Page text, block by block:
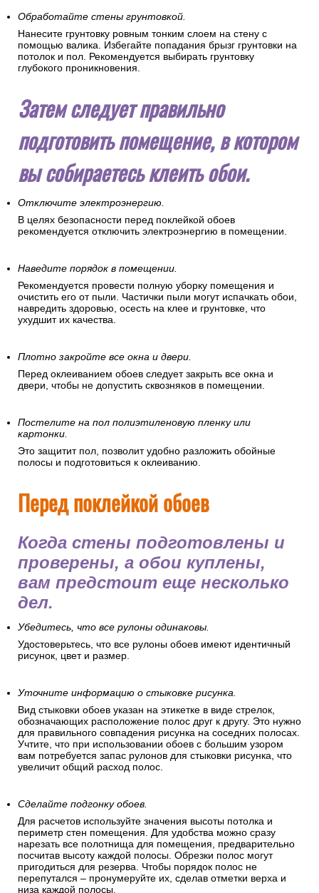
Обработайте стены грунтовкой.
Нанесите грунтовку ровным тонким слоем на стену с
помощью валика. Избегайте попадания брызг грунтовки на
потолок и пол. Рекомендуется выбирать грунтовку
глубокого проникновения.
Затем следует правильно
подготовить помещение, в котором
вы собираетесь клеить обои.
Отключите электроэнергию.
В целях безопасности перед поклейкой обоев
рекомендуется отключить электроэнергию в помещении.
Наведите порядок в помещении.
Рекомендуется провести полную уборку помещения и
очистить его от пыли. Частички пыли могут испачкать обои,
навредить здоровью, осесть на клее и грунтовке, что
ухудшит их качества.
Плотно закройте все окна и двери.
Перед оклеиванием обоев следует закрыть все окна и
двери, чтобы не допустить сквозняков в помещении.
Постелите на пол полиэтиленовую пленку или
картонки.
Это защитит пол, позволит удобно разложить обойные
полосы и подготовиться к оклеиванию.
Перед поклейкой обоев
Когда стены подготовлены и
проверены, а обои куплены,
вам предстоит еще несколько
дел.
Убедитесь, что все рулоны одинаковы.
Удостоверьтесь, что все рулоны обоев имеют идентичный
рисунок, цвет и размер.
Уточните информацию о стыковке рисунка.
Вид стыковки обоев указан на этикетке в виде стрелок,
обозначающих расположение полос друг к другу. Это нужно
для правильного совпадения рисунка на соседних полосах.
Учтите, что при использовании обоев с большим узором
вам потребуется запас рулонов для стыковки рисунка, что
увеличит общий расход полос.
Сделайте подгонку обоев.
Для расчетов используйте значения высоты потолка и
периметр стен помещения. Для удобства можно сразу
нарезать все полотнища для помещения, предварительно
посчитав высоту каждой полосы. Обрезки полос могут
пригодиться для резерва. Чтобы порядок полос не
перепутался – пронумеруйте их, сделав отметки верха и
низа каждой полосы.